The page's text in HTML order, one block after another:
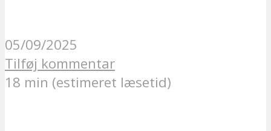
05/09/2025
Tilføj kommentar
18 min (estimeret læsetid)